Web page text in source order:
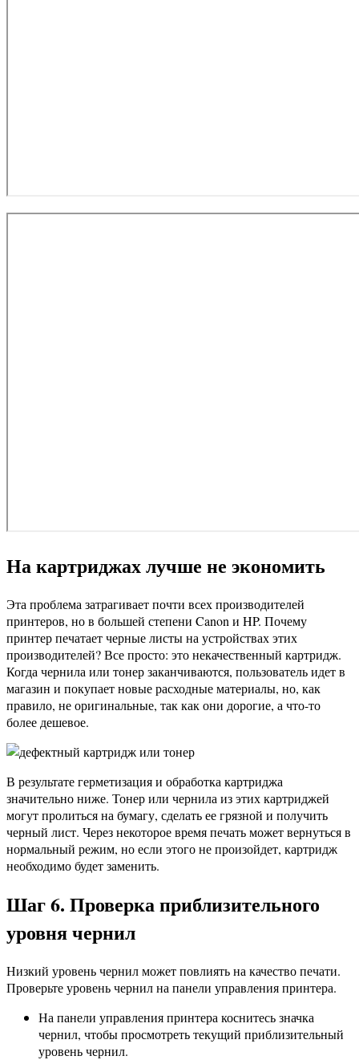
На картриджах лучше не экономить
Эта проблема затрагивает почти всех производителей
принтеров, но в большей степени Canon и HP. Почему
принтер печатает черные листы на устройствах этих
производителей? Все просто: это некачественный картридж.
Когда чернила или тонер заканчиваются, пользователь идет в
магазин и покупает новые расходные материалы, но, как
правило, не оригинальные, так как они дорогие, а что-то
более дешевое.
В результате герметизация и обработка картриджа
значительно ниже. Тонер или чернила из этих картриджей
могут пролиться на бумагу, сделать ее грязной и получить
черный лист. Через некоторое время печать может вернуться в
нормальный режим, но если этого не произойдет, картридж
необходимо будет заменить.
Шаг 6. Проверка приблизительного
уровня чернил
Низкий уровень чернил может повлиять на качество печати.
Проверьте уровень чернил на панели управления принтера.
На панели управления принтера коснитесь значка
чернил, чтобы просмотреть текущий приблизительный
уровень чернил.